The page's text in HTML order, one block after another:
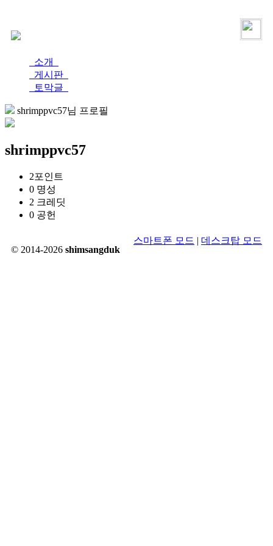
소개
게시판
토막글
shrimppvc57님 프로필
shrimppvc57
2포인트
0 명성
2 크레딧
0 공헌
© 2014-2026 shimsangduk
스마트폰 모드 | 데스크탑 모드